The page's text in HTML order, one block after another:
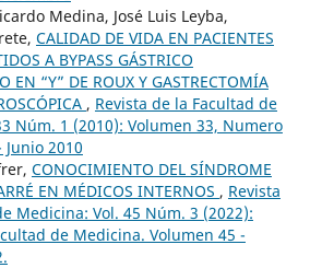
Medina, José Luis Leyba,
CALIDAD DE VIDA EN PACIENTES
A BYPASS GÁSTRICO
EN “Y” DE ROUX Y GASTRECTOMÍA
, Revista de la Facultad de
Núm. 1 (2010): Volumen 33, Numero
Junio 2010
CONOCIMIENTO DEL SÍNDROME
EN MÉDICOS INTERNOS , Revista
Medicina: Vol. 45 Núm. 3 (2022):
de Medicina. Volumen 45 -